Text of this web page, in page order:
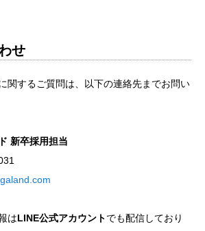
せ
関するご質問は、以下の連絡先までお問い
新卒採用担当
はLINE公式アカウントでも配信しており